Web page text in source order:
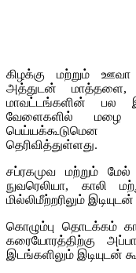
கிழக்கு மற்றும்
அத்துடன் மாத்தளை,
மாவட்டங்களின் பல
வேளைகளில் மழை
தெரிவித்துள்ளது.
சப்ரகமுவ மற்றும்
நுவரெலியா, காலி
மில்லிமீற்றரிலும்
கொழும்பு தொடக்கம்
கரையோரத்திற்கு
இடங்களிலும் இடியுடன்